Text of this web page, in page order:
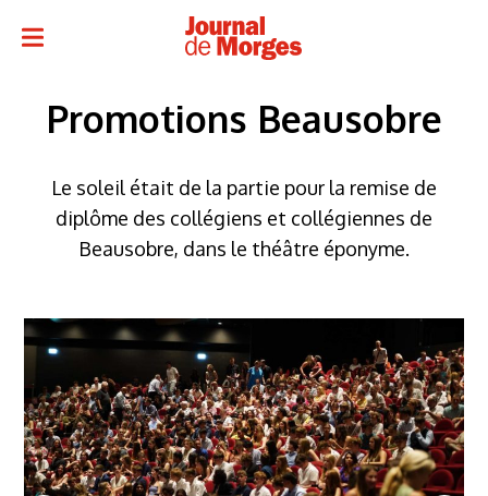
Promotions Beausobre
Le soleil était de la partie pour la remise de
diplôme des collégiens et collégiennes de
Beausobre, dans le théâtre éponyme.